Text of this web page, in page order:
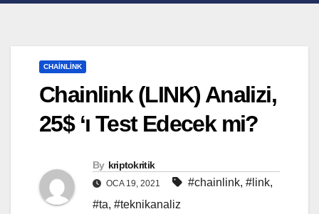
CHAINLINK
Chainlink (LINK) Analizi,
25$ ‘ı Test Edecek mi?
By kriptokritik
OCA 19, 2021 #chainlink, #link,
#ta, #teknikanaliz